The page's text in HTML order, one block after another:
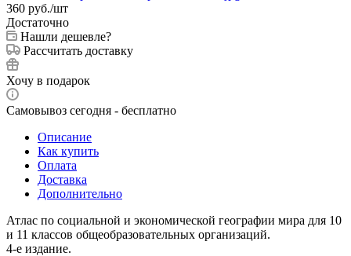
360 руб./шт
Достаточно
Нашли дешевле?
Рассчитать доставку
Хочу в подарок
Самовывоз сегодня - бесплатно
Описание
Как купить
Оплата
Доставка
Дополнительно
Атлас по социальной и экономической географии мира для 10
и 11 классов общеобразовательных организаций.
4-е издание.